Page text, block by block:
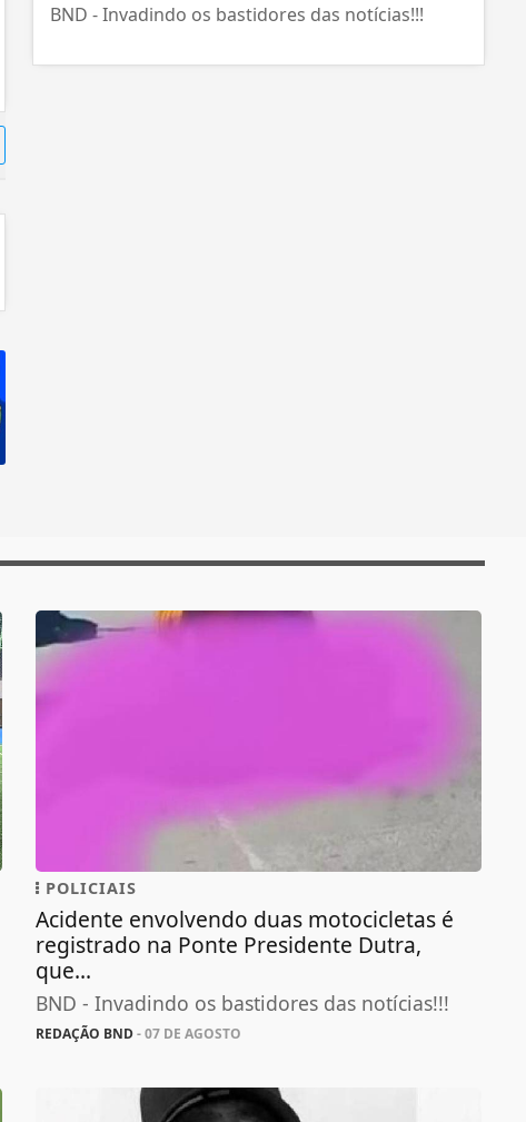
BND - Invadindo os bastidores das notícias!!!
POLICIAIS
Acidente envolvendo duas motocicletas é
registrado na Ponte Presidente Dutra,
que...
BND - Invadindo os bastidores das notícias!!!
REDAÇÃO BND- 07 DE AGOSTO